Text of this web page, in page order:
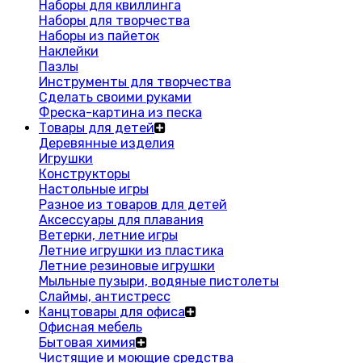
Наборы для квиллинга
Наборы для творчества
Наборы из пайеток
Наклейки
Пазлы
Инструменты для творчества
Сделать своими руками
Фреска-картина из песка
Товары для детей
Деревянные изделия
Игрушки
Конструкторы
Настольные игры
Разное из товаров для детей
Аксессуары для плавания
Ветерки, летние игры
Летние игрушки из пластика
Летние резиновые игрушки
Мыльные пузыри, водяные пистолеты
Слаймы, антистресс
Канцтовары для офиса
Офисная мебель
Бытовая химия
Чистящие и моющие средства